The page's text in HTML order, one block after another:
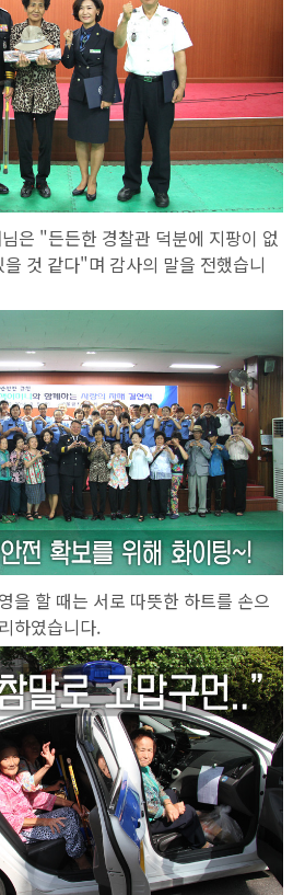
은 "든든한 경찰관 덕분에 지팡이 없
것 같다"며 감사의 말을 전했습니
을 할 때는 서로 따뜻한 하트를 손으
하였습니다.